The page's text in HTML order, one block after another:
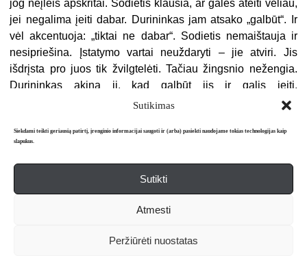
Sutikimas
Siekdami teikti geriausią patirtį, įrenginio informacijai saugoti ir (arba) pasiekti naudojame tokias technologijas kaip
slapukus.
Sutikti
Atmesti
Peržiūrėti nuostatas
jog neįleis apskritai. Sodietis klausia, ar galės ateiti vėliau,
jei negalima įeiti dabar. Durininkas jam atsako „galbūt“. Ir
vėl akcentuoja: „tiktai ne dabar“. Sodietis nemaištauja ir
nesipriešina. Įstatymo vartai neuždaryti – jie atviri. Jis
išdrįsta pro juos tik žvilgtelėti. Tačiau žingsnio nežengia.
Durininkas akina jį, kad galbūt jis ir galįs įeiti,
nepaisydamas jo draudimo. Tačiau ten prieš kiekvienas
durininkas, į kuriuos jis net pats nedrįstąs žvilgtelėti. Tokių
Durininkas duoda jam suolelį ir sodietis atsisėdęs ima
laukti. Jis sėdi čia dienų dienas, metų metus. Prieš mirtį
kodėl per tokią daugybę metų niekas neatėjo paprašyti